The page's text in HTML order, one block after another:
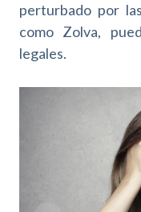
perturbado por
como Zolva,
legales.